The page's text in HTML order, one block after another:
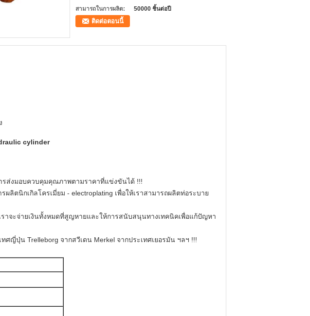
สามารถในการผลิต:
50000 ชิ้นต่อปี
ติดต่อตอนนี้
cylinder
ส่งมอบควบคุมคุณภาพตามราคาที่แข่งขันได้ !!!
ผลิตนิกเกิลโครเมี่ยม - electroplating เพื่อให้เราสามารถผลิตท่อระบาย
จะจ่ายเงินทั้งหมดที่สูญหายและให้การสนับสนุนทางเทคนิคเพื่อแก้ปัญหา
ศญี่ปุ่น Trelleborg จากสวีเดน Merkel จากประเทศเยอรมัน ฯลฯ !!!